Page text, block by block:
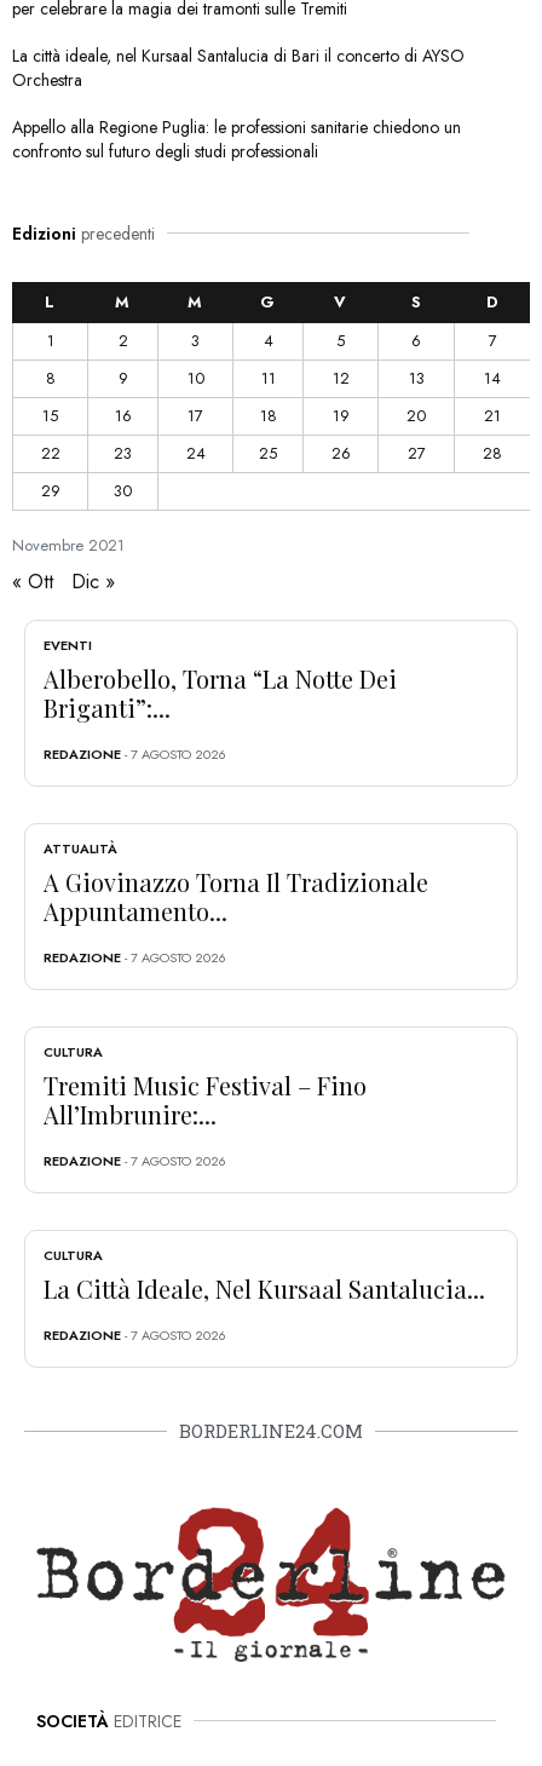
per celebrare la magia dei tramonti sulle Tremiti
La città ideale, nel Kursaal Santalucia di Bari il concerto di AYSO
Orchestra
Appello alla Regione Puglia: le professioni sanitarie chiedono un
confronto sul futuro degli studi professionali
Edizioni precedenti
Novembre 2021
L M M G V S
D
1
2 3 4 5 6
7
8
9 10 11 12 13
14
15
16 17 18 19 20
21
22
23 24 25 26 27
28
29
30
« Ott Dic »
EVENTI
Alberobello, Torna “La Notte Dei
Briganti”:...
REDAZIONE- 7 AGOSTO 2026
ATTUALITÀ
A Giovinazzo Torna Il Tradizionale
Appuntamento...
REDAZIONE- 7 AGOSTO 2026
CULTURA
Tremiti Music Festival – Fino
All’Imbrunire:...
REDAZIONE- 7 AGOSTO 2026
CULTURA
La Città Ideale, Nel Kursaal Santalucia...
REDAZIONE- 7 AGOSTO 2026
BORDERLINE24.COM
SOCIETÀ EDITRICE